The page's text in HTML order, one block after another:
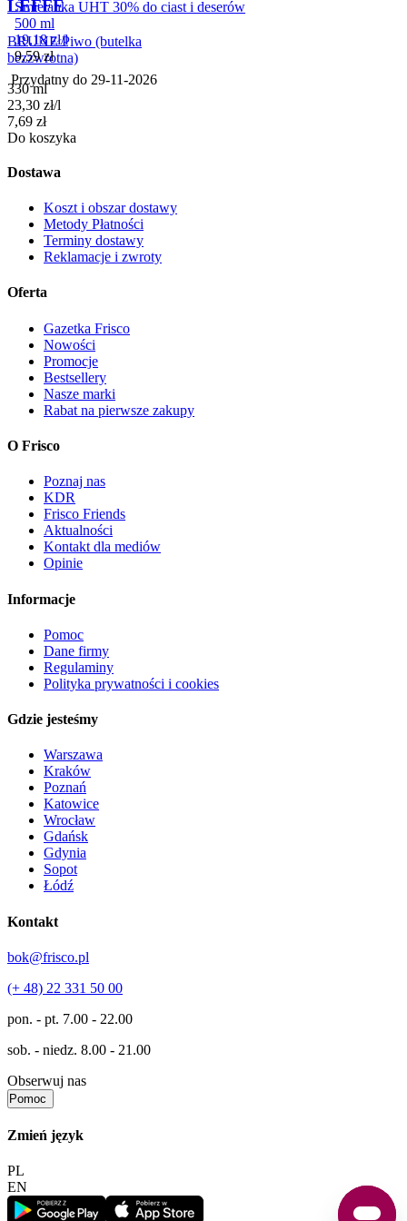
Śmietanka UHT 30% do ciast i deserów
500 ml
19,18 zł/l
Cena
9,59 zł
Przydatny do 29-11-2026
LEFFE
BRUNE Piwo (butelka
bezzwrotna)
330 ml
23,30 zł/l
Cena
7,69 zł
Do koszyka
Dostawa
Koszt i obszar dostawy
Metody Płatności
Terminy dostawy
Reklamacje i zwroty
Oferta
Gazetka Frisco
Nowości
Promocje
Bestsellery
Nasze marki
Rabat na pierwsze zakupy
O Frisco
Poznaj nas
KDR
Frisco Friends
Aktualności
Kontakt dla mediów
Opinie
Informacje
Pomoc
Dane firmy
Regulaminy
Polityka prywatności i cookies
Gdzie jesteśmy
Warszawa
Kraków
Poznań
Katowice
Wrocław
Gdańsk
Gdynia
Sopot
Łódź
Kontakt
bok@frisco.pl
(+ 48) 22 331 50 00
pon. - pt. 7.00 - 22.00
sob. - niedz. 8.00 - 21.00
Obserwuj nas
Pomoc
Zmień język
PL
EN